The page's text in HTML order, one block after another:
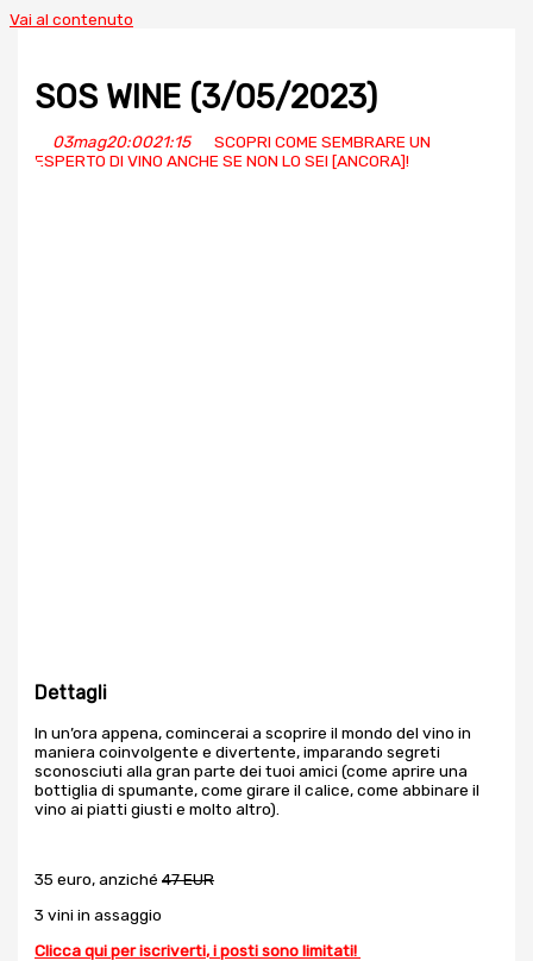
Vai al contenuto
SOS WINE (3/05/2023)
03mag20:0021:15
SCOPRI COME SEMBRARE UN
ESPERTO DI VINO ANCHE SE NON LO SEI [ANCORA]!
Dettagli
In un’ora appena, comincerai a scoprire il mondo del vino in
maniera coinvolgente e divertente, imparando segreti
sconosciuti alla gran parte dei tuoi amici (come aprire una
bottiglia di spumante, come girare il calice, come abbinare il
vino ai piatti giusti e molto altro).
35 euro, anziché47 EUR
3 vini in assaggio
Clicca qui per iscriverti, i posti sono limitati!